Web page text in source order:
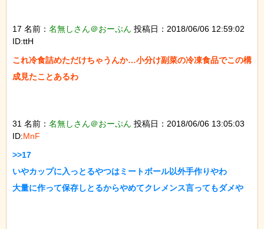
17 名前： 名無しさん＠おーぷん 投稿日：2018/06/06 12:59:02
ID:ttH
これ冷食詰めただけちゃうんか…小分け副菜の冷凍食品でこの構
成見たことあるわ
31 名前： 名無しさん＠おーぷん 投稿日：2018/06/06 13:05:03
ID:MnF
>>17
いやカップに入っとるやつはミートボール以外手作りやわ
大量に作って保存しとるからやめてクレメンス言ってもダメや